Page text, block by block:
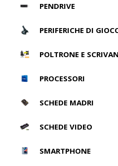
PENDRIVE
PERIFERICHE DI
POLTRONE E
PROCESSORI
SCHEDE MADRI
SCHEDE VIDEO
SMARTPHONE